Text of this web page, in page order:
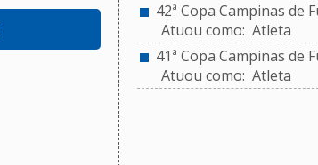
42ª Copa Campinas de
Atuou como: Atleta
41ª Copa Campinas de
Atuou como: Atleta